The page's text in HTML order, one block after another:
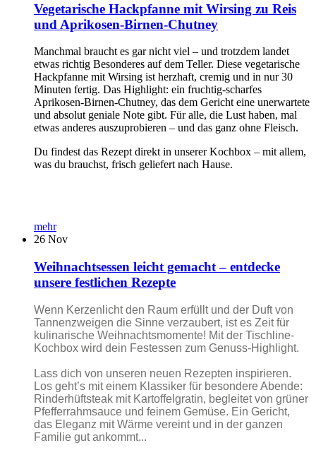
Vegetarische Hackpfanne mit Wirsing zu Reis
und Aprikosen-Birnen-Chutney
Manchmal braucht es gar nicht viel – und trotzdem landet
etwas richtig Besonderes auf dem Teller. Diese vegetarische
Hackpfanne mit Wirsing ist herzhaft, cremig und in nur 30
Minuten fertig. Das Highlight: ein fruchtig-scharfes
Aprikosen-Birnen-Chutney, das dem Gericht eine unerwartete
und absolut geniale Note gibt. Für alle, die Lust haben, mal
etwas anderes auszuprobieren – und das ganz ohne Fleisch.
Du findest das Rezept direkt in unserer Kochbox – mit allem,
was du brauchst, frisch geliefert nach Hause.
mehr
26 Nov
Weihnachtsessen leicht gemacht – entdecke
unsere festlichen Rezepte
Wenn Kerzenlicht den Raum erfüllt und der Duft von
Tannenzweigen die Sinne verzaubert, ist es Zeit für
kulinarische Weihnachtsmomente! Mit der Tischline-
Kochbox wird dein Festessen zum Genuss-Highlight.
Lass dich von unseren neuen Rezepten inspirieren.
Los geht’s mit einem Klassiker für besondere Abende:
Rinderhüftsteak mit Kartoffelgratin, begleitet von grüner
Pfefferrahmsauce und feinem Gemüse. Ein Gericht,
das Eleganz mit Wärme vereint und in der ganzen
Familie gut ankommt...